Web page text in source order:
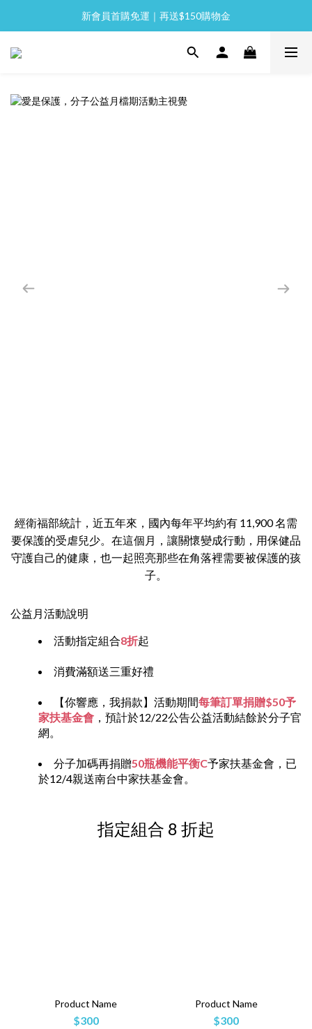
全館消費滿 NT$2,000 免運
新會員首購免運｜再送$150購物金
全館消費滿 NT$2,000 免運
經衛福部統計，近五年來，國內每年平均約有 11,900 名需
要保護的受虐兒少。在這個月，讓關懷變成行動，用保健品
守護自己的健康，也一起照亮那些在角落裡需要被保護的孩
子。
公益月活動說明
活動指定組合8折起
消費滿額送三重好禮
【你響應，我捐款】活動期間每筆訂單捐贈$50予
家扶基金會 ，預計於12/22公告公益活動結餘於分子官
網。
分子加碼再捐贈50瓶機能平衡C予家扶基金會，已
於12/4親送南台中家扶基金會。
指定組合 8 折起
Product Name
$300
Product Name
$300